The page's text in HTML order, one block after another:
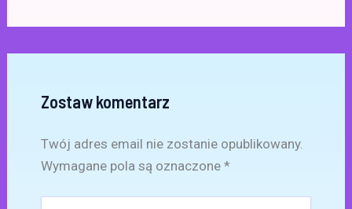
Zostaw komentarz
Twój adres email nie zostanie opublikowany.
Wymagane pola są oznaczone *